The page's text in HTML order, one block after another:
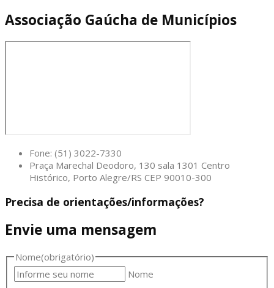
Associação Gaúcha de Municípios
Fone: (51) 3022-7330
Praça Marechal Deodoro, 130 sala 1301 Centro
Histórico, Porto Alegre/RS CEP 90010-300
Precisa de orientações/informações?
Envie uma mensagem
Nome(obrigatório)
Nome